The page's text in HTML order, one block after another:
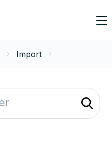
Import